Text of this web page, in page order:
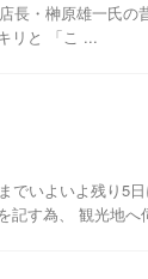
長・榊原雄一氏
リと 「こ ...
でいよいよ残り
記す為、 観光地へ